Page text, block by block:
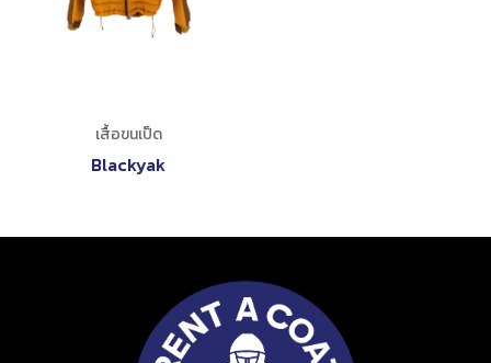
เสื้อขนเป็ด
Blackyak